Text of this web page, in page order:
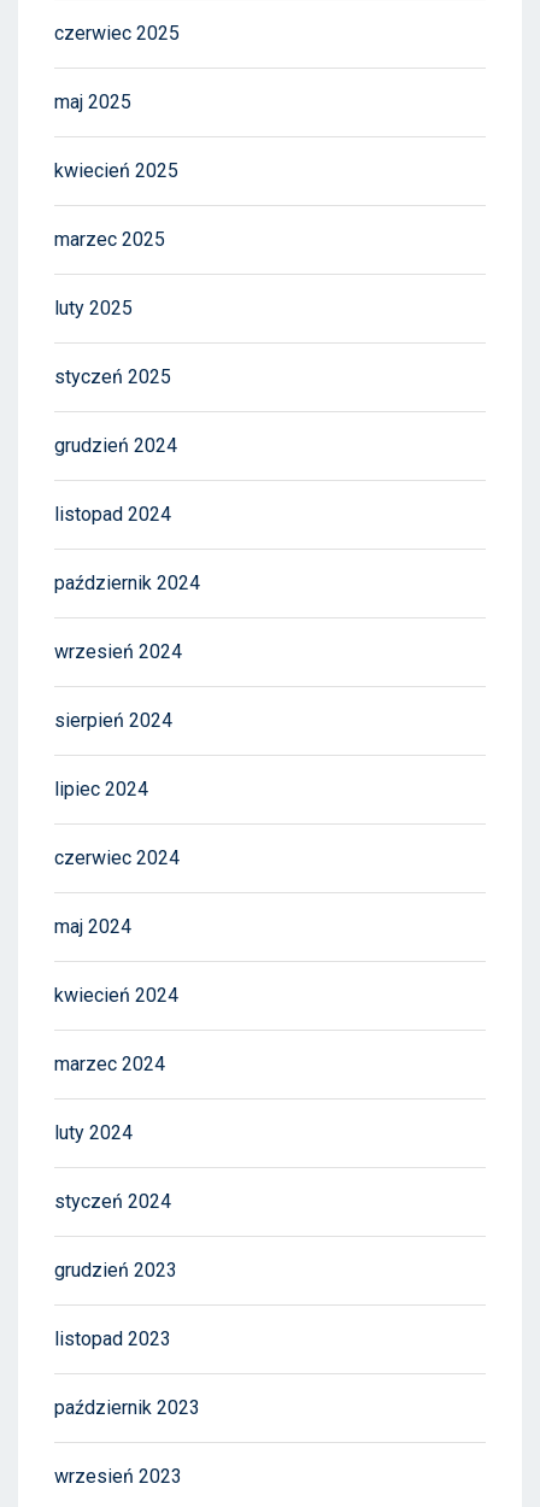
czerwiec 2025
maj 2025
kwiecień 2025
marzec 2025
luty 2025
styczeń 2025
grudzień 2024
listopad 2024
październik 2024
wrzesień 2024
sierpień 2024
lipiec 2024
czerwiec 2024
maj 2024
kwiecień 2024
marzec 2024
luty 2024
styczeń 2024
grudzień 2023
listopad 2023
październik 2023
wrzesień 2023